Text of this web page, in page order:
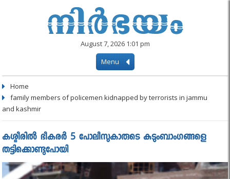
August 7, 2026 1:01 pm
Menu
Home
family members of policemen kidnapped by terrorists in jammu
and kashmir
കശ്മീരില്‍ ഭീകരര്‍ 5 പോലീസുകാരുടെ കുടുംബാംഗങ്ങളെ
തട്ടിക്കൊണ്ടുപോയി